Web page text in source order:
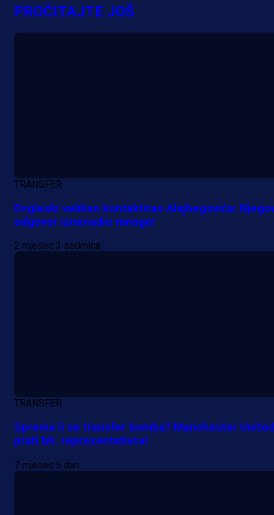
PROČITAJTE JOŠ
TRANSFER
Engleski velikan kontaktirao Alajbegovića:
odgovor iznenadio mnoge!
2 mjesec 3 sedmica
TRANSFER
Sprema li se transfer bomba? Manchester
prati bh. reprezentativca!
7 mjesec 5 dan